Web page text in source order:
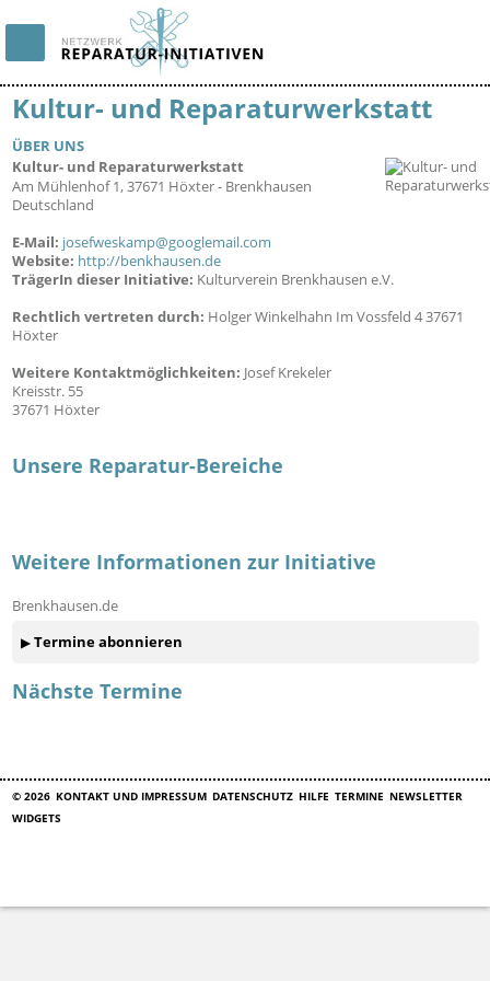
Kultur- und Reparaturwerkstatt
ÜBER UNS
Kultur- und Reparaturwerkstatt
Am Mühlenhof 1, 37671 Höxter - Brenkhausen
Deutschland
E-Mail: josefweskamp@googlemail.com
Website: http://benkhausen.de
TrägerIn dieser Initiative: Kulturverein Brenkhausen e.V.
Rechtlich vertreten durch: Holger Winkelhahn Im Vossfeld 4 37671
Höxter
Weitere Kontaktmöglichkeiten: Josef Krekeler
Kreisstr. 55
37671 Höxter
Unsere Reparatur-Bereiche
Weitere Informationen zur Initiative
Brenkhausen.de
Termine abonnieren
Nächste Termine
© 2026 KONTAKT UND IMPRESSUM DATENSCHUTZ HILFE TERMINE NEWSLETTER
WIDGETS